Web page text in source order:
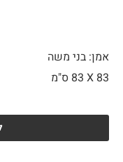
אמן: בני משה
83 X